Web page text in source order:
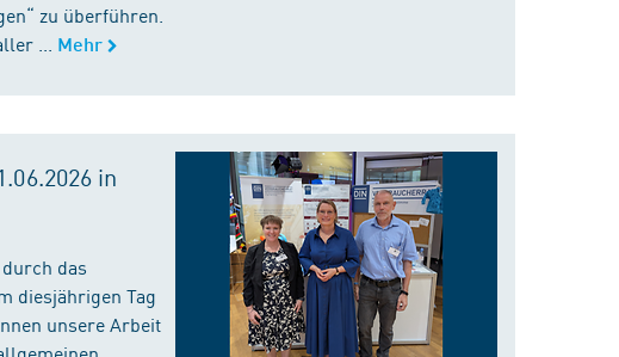
zu überführen.
...
Mehr
in
das
diesjährigen Tag
unsere Arbeit